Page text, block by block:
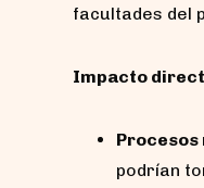
facultades del
Impacto
podrían